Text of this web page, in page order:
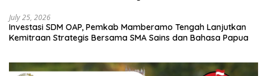
July 25, 2026
Investasi SDM OAP, Pemkab Mamberamo Tengah Lanjutkan
Kemitraan Strategis Bersama SMA Sains dan Bahasa Papua